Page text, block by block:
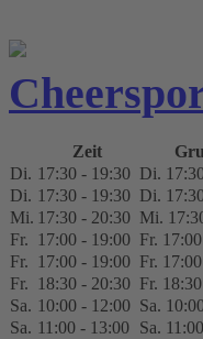
Zeit
Di. 17:30 - 19:30 Di.
Di. 17:30 - 19:30 Di.
Mi. 17:30 - 20:30 Mi.
Fr.
17:00 - 19:00 Fr.
Fr.
17:00 - 19:00 Fr.
Fr.
18:30 - 20:30 Fr.
Sa. 10:00 - 12:00 Sa.
Sa. 11:00 - 13:00 Sa.